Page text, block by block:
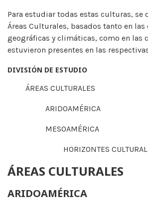
Para estudiar todas estas culturas, se
Áreas Culturales, basados tanto en
geográficas y climáticas, como en las
estuvieron presentes en las
DIVISIÓN DE ESTUDIO
ÁREAS CULTURALES
ARIDOAMÉRICA
MESOAMÉRICA
HORIZONTES
ÁREAS CULTURALES
ARIDOAMÉRICA